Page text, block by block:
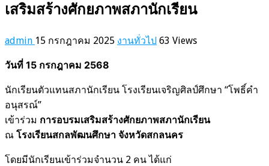
เสริมสร้างศักยภาพสภานักเรียน
admin 15 กรกฎาคม 2025 งานทั่วไป 63 Views
วันที่ 15 กรกฎาคม 2568
นักเรียนตัวแทนสภานักเรียน โรงเรียนเจริญศิลป์ศึกษา “โพธิ์คำ
อนุสรณ์”
เข้าร่วม การอบรมเสริมสร้างศักยภาพสภานักเรียน
ณ โรงเรียนสกลพัฒนศึกษา จังหวัดสกลนคร
โดยมีนักเรียนเข้าร่วมจำนวน 2 คน ได้แก่